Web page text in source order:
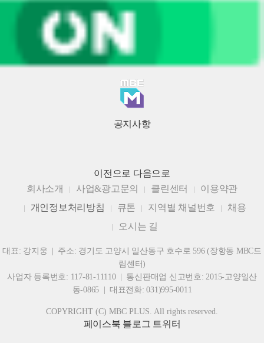
공지사항
이전으로 다음으로
회사소개
사업&광고문의 클린센터
이용약관
개인정보처리방침
큐톤 지역별 채널번호
채용
오시는 길
대표: 강지웅 | 주소: 경기도 고양시 일산동구 호수로 596 (장항동 MBC드
림센터)
사업자 등록번호: 117-81-11110 | 통신판매업 신고번호: 2015-고양일산
동-0865 | 대표전화: 031)995-0011
COPYRIGHT (C) MBC PLUS. All rights reserved.
페이스북 블로그 트위터